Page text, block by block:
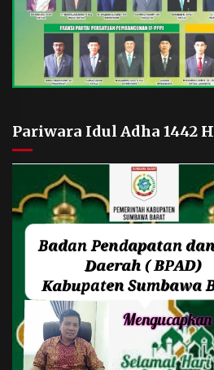
Pariwara Idul Adha 1442 H